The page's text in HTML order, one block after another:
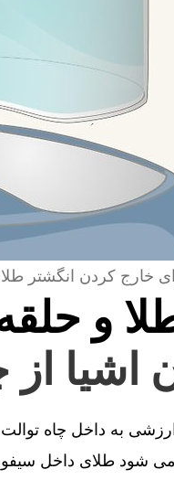
خارج کردن انگشتر
و
اشیا
به داخل چاه توالت
شود طلای داخل